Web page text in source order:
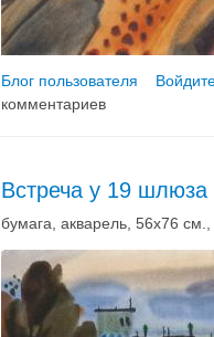
Блог пользователя
комментариев
Встреча у 19 шлюза
бумага, акварель, 56х76 см.,